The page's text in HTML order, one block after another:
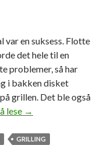
var en suksess. Flotte
det hele til en
problemer, så har
i bakken disket
grillen. Det ble også
lese P
l
→
GRILLING